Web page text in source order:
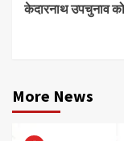
केदारनाथ उपचुनाव
More News